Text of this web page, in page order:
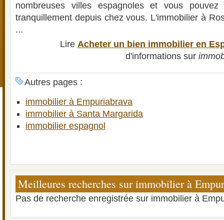
nombreuses villes espagnoles et vous
tranquillement depuis chez vous. L'immobilier à
...
Lire Acheter un bien immobilier en
d'informations sur
Autres pages :
immobilier à Empuriabrava
immobilier à Santa Margarida
immobilier espagnol
Meilleures recherches sur immobilier à
Pas de recherche enregistrée sur immobilier à